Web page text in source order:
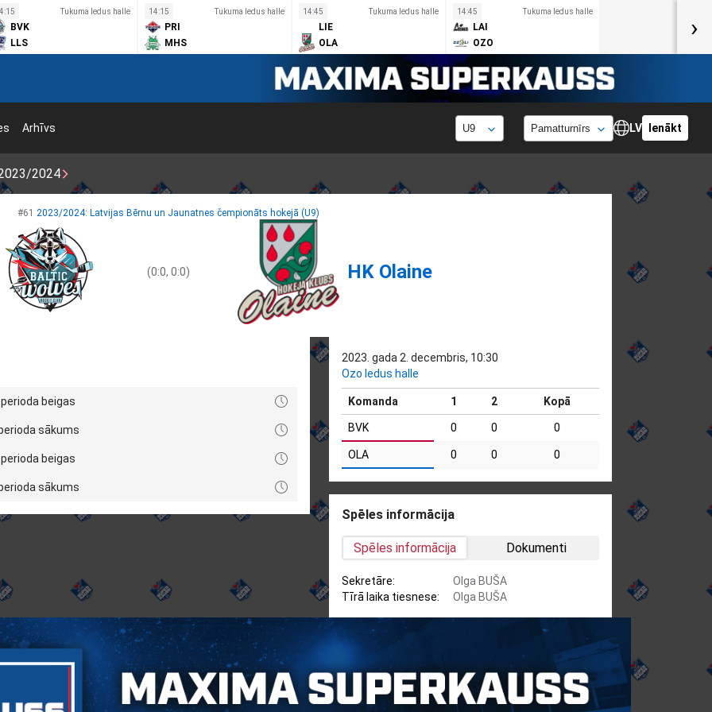
Tukuma ledus halle
BVK
LLS
14:15 Tukuma ledus halle
PRI
MHS
14:45 Tukuma ledus halle
LIE
OLA
14:45 Tukuma ledus halle
LAI
OZO
›
Arhīvs LV Ienākt
2024
#61 2023/2024: Latvijas Bērnu un Jaunatnes čempionāts hokejā (U9)
(0:0, 0:0) HK Olaine
perioda beigas
sākums
perioda beigas
sākums
2023. gada 2. decembris, 10:30
Ozo ledus halle
Komanda 1 2 Kopā
BVK 0 0 0
OLA 0 0 0
Spēles informācija
Spēles informācija Dokumenti
Sekretāre:
Olga BUŠA
Tīrā laika tiesnese:
Olga BUŠA